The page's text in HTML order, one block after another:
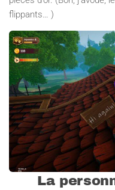
flippants… )
La